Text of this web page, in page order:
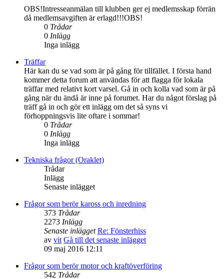
OBS!Intresseanmälan till klubben ger ej medlemsskap förrän
då medlemsavgiften är erlagd!!!OBS!
0 Trådar
0 Inlägg
Inga inlägg
Träffar
Här kan du se vad som är på gång för tillfället. I första hand
kommer detta forum att användas för att flagga för lokala
träffar med relativt kort varsel. Gå in och kolla vad som är på
gång när du ändå är inne på forumet. Har du något förslag på
träff gå in och gör ett inlägg om det så syns vi
förhoppningsvis lite oftare i sommar!
0 Trådar
0 Inlägg
Inga inlägg
Tekniska frågor (Oraklet)
Trådar
Inlägg
Senaste inlägget
Frågor som berör kaross och inredning
373 Trådar
2273 Inlägg
Senaste inlägget Re: Fönsterhiss
av vit Gå till det senaste inlägget
09 maj 2016 12:11
Frågor som berör motor och kraftöverföring
542 Trådar